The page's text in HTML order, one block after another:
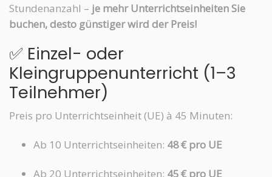
Stundenanzahl – je mehr Unterrichtseinheiten Sie
buchen, desto günstiger wird der Preis!
✅ Einzel- oder
Kleingruppenunterricht (1–3
Teilnehmer)
Preis pro Unterrichtseinheit (UE) à 45 Minuten:
Ab 10 Unterrichtseinheiten: 48 € pro UE
Ab 20 Unterrichtseinheiten: 45 € pro UE